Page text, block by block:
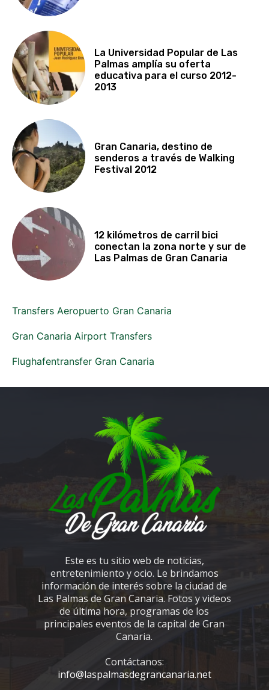
La Universidad Popular de Las
Palmas amplía su oferta
educativa para el curso 2012-
2013
Gran Canaria, destino de
senderos a través de Walking
Festival 2012
12 kilómetros de carril bici
conectan la zona norte y sur de
Las Palmas de Gran Canaria
Transfers Aeropuerto Gran Canaria
Gran Canaria Airport Transfers
Flughafentransfer Gran Canaria
Este es tu sitio web de noticias,
entretenimiento y ocio. Le brindamos
información de interés sobre la ciudad de
Las Palmas de Gran Canaria. Fotos y videos
de última hora, programas de los
principales eventos de la capital de Gran
Canaria.
Contáctanos:
info@laspalmasdegrancanaria.net